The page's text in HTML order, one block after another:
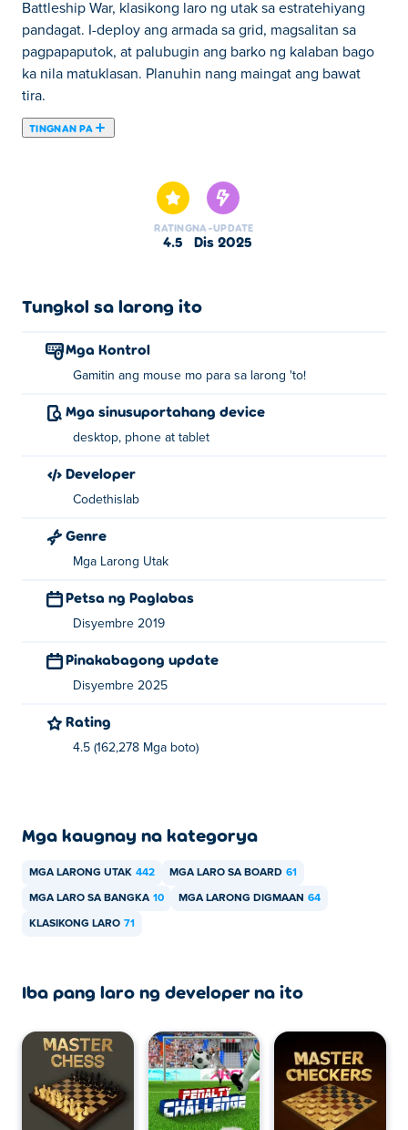
Battleship War, klasikong laro ng utak sa estratehiyang
pandagat. I-deploy ang armada sa grid, magsalitan sa
pagpapaputok, at palubugin ang barko ng kalaban bago
ka nila matuklasan. Planuhin nang maingat ang bawat
tira.
TINGNAN PA
RATING
4.5
NA-UPDATE
Dis 2025
Tungkol sa larong ito
Mga Kontrol
Gamitin ang mouse mo para sa larong 'to!
Mga sinusuportahang device
desktop, phone at tablet
Developer
Codethislab
Genre
Mga Larong Utak
Petsa ng Paglabas
Disyembre 2019
Pinakabagong update
Disyembre 2025
Rating
4.5 (162,278 Mga boto)
Mga kaugnay na kategorya
MGA LARONG UTAK 442 MGA LARO SA BOARD 61
MGA LARO SA BANGKA 10 MGA LARONG DIGMAAN 64
KLASIKONG LARO 71
Iba pang laro ng developer na ito